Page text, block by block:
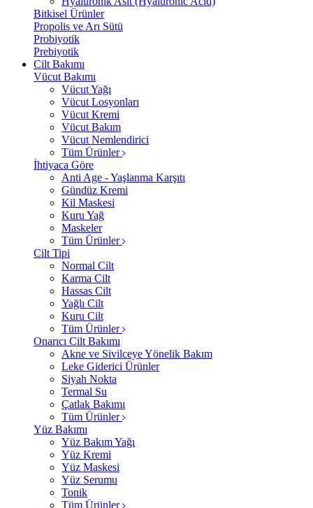
Bitkisel Ürünler
Propolis ve Arı Sütü
Probiyotik
Prebiyotik
Cilt Bakımı
Vücut Bakımı
Vücut Yağı
Vücut Losyonları
Vücut Kremi
Vücut Bakım
Vücut Nemlendirici
Tüm Ürünler
İhtiyaca Göre
Anti Age - Yaşlanma Karşıtı
Gündüz Kremi
Kil Maskesi
Kuru Yağ
Maskeler
Tüm Ürünler
Cilt Tipi
Normal Cilt
Karma Cilt
Hassas Cilt
Yağlı Cilt
Kuru Cilt
Tüm Ürünler
Onarıcı Cilt Bakımı
Akne ve Sivilceye Yönelik Bakım
Leke Giderici Ürünler
Siyah Nokta
Termal Su
Çatlak Bakımı
Tüm Ürünler
Yüz Bakımı
Yüz Bakım Yağı
Yüz Kremi
Yüz Maskesi
Yüz Serumu
Tonik
Tüm Ürünler